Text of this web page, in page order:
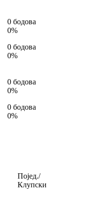
0 бодова
0%
0 бодова
0%
0 бодова
0%
0 бодова
0%
Појед./
Клупски